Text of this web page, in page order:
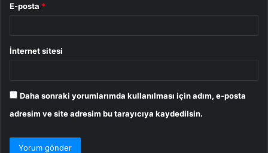
E-posta *
İnternet sitesi
Daha sonraki yorumlarımda kullanılması için adım, e-posta
adresim ve site adresim bu tarayıcıya kaydedilsin.